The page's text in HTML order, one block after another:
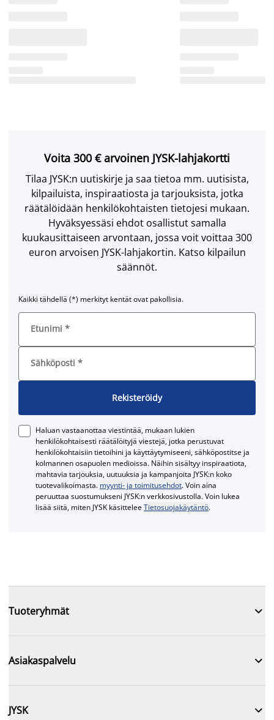
Voita 300 € arvoinen JYSK-lahjakortti
Tilaa JYSK:n uutiskirje ja saa tietoa mm. uutisista,
kilpailuista, inspiraatiosta ja tarjouksista, jotka
räätälöidään henkilökohtaisten tietojesi mukaan.
Hyväksyessäsi ehdot osallistut samalla
kuukausittaiseen arvontaan, jossa voit voittaa 300
euron arvoisen JYSK-lahjakortin. Katso kilpailun
säännöt.
Kaikki tähdellä (*) merkityt kentät ovat pakollisia.
Etunimi *
Sähköposti *
Rekisteröidy
Haluan vastaanottaa viestintää, mukaan lukien
henkilökohtaisesti räätälöityjä viestejä, jotka perustuvat
henkilökohtaisiin tietoihini ja käyttäytymiseeni, sähköpostitse ja
kolmannen osapuolen medioissa. Näihin sisältyy inspiraatiota,
mahtavia tarjouksia, uutuuksia ja kampanjoita JYSK:n koko
tuotevalikoimasta. myynti- ja toimitusehdot. Voin aina
peruuttaa suostumukseni JYSK:n verkkosivustolla. Voin lukea
lisää siitä, miten JYSK käsitteleeTietosuojakäytäntö.
Tuoteryhmät 
Asiakaspalvelu 
JYSK 